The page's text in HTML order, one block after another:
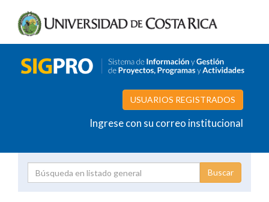
USUARIOS REGISTRADOS
Ingrese con su correo institucional